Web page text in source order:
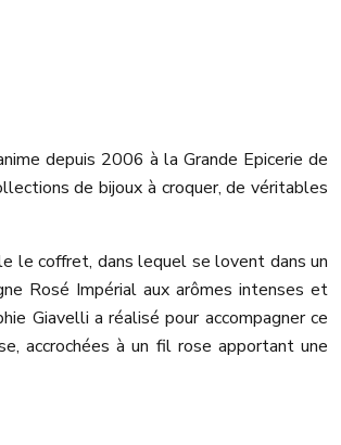
depuis 2006 à la Grande Epicerie de
de bijoux à croquer, de véritables
le coffret, dans lequel se lovent dans un
Rosé Impérial aux arômes intenses et
Giavelli a réalisé pour accompagner ce
accrochées à un fil rose apportant une